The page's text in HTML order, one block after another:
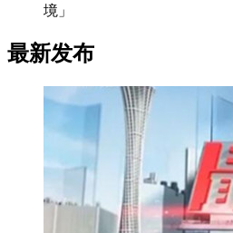
境」
最新发布